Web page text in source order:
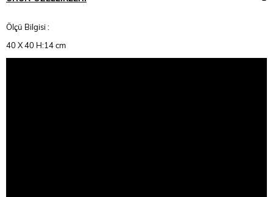
Ölçü Bilgisi :
40 X 40 H:14 cm